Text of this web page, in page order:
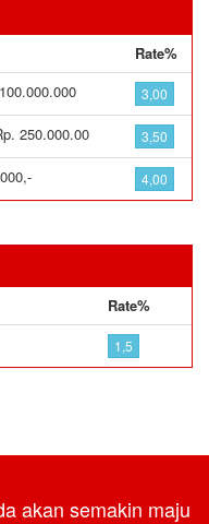
Rate%
3,00
250.000.00 3,50
4,00
Rate%
1,5
akan semakin maju